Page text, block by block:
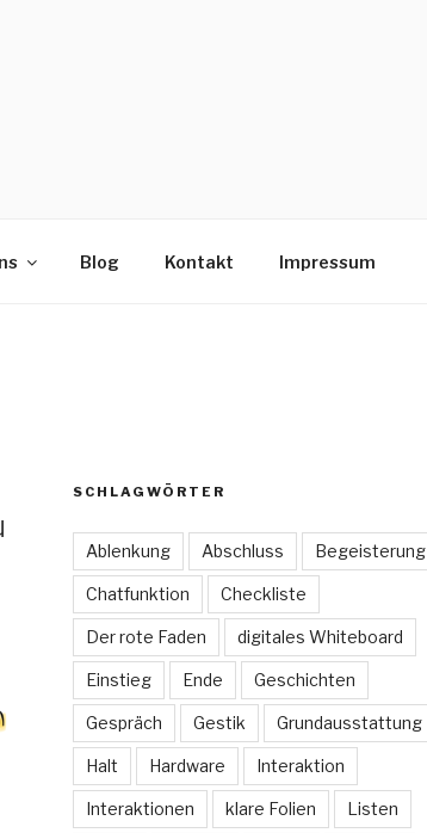
Blog Kontakt Impressum
SCHLAGWÖRTER
Ablenkung Abschluss Begeisterung
Chatfunktion Checkliste
Der rote Faden digitales Whiteboard
Einstieg Ende Geschichten
Gespräch Gestik Grundausstattung
Halt Hardware Interaktion
Interaktionen klare Folien Listen